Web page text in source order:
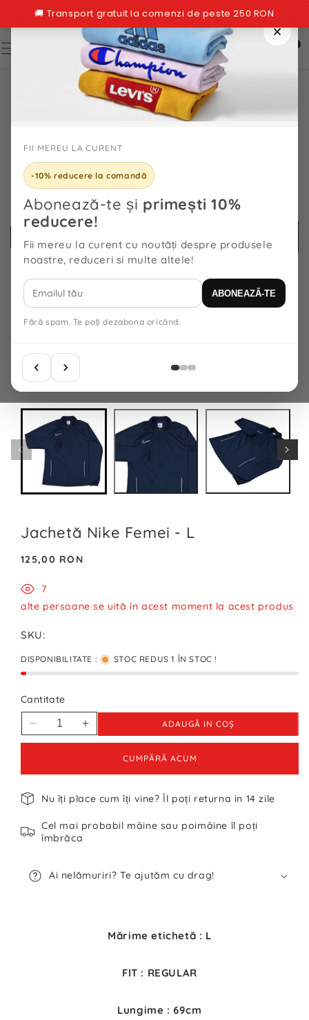
FII MEREU LA CURENT
-10% reducere la comandă
Abonează-te și primești 10%
reducere!
Fii mereu la curent cu noutăți despre produsele
noastre, reduceri si multe altele!
ABONEAZĂ-TE
Fără spam. Te poți dezabona oricând.
CONȚINUT
Jachetă Nike Femei - L
Preț
125,00 RON
7
alte persoane se uită în acest moment la acest produs
SKU:
DISPONIBILITATE : STOC REDUS 1 ÎN STOC !
Cantitate
Reduceți
cantitatea
Jachetă
Femei
L
Creșteți
cantitatea
Jachetă
Femei
L
ADAUGĂ IN COŞ
CUMPĂRĂ ACUM
Nu îți place cum îți vine? Îl poți returna in 14 zile
Cel mai probabil mâine sau poimâine îl poți
îmbrăca
Ai nelămuriri? Te ajutăm cu drag!
Mărime etichetă : L
FIT : REGULAR
Lungime : 69cm